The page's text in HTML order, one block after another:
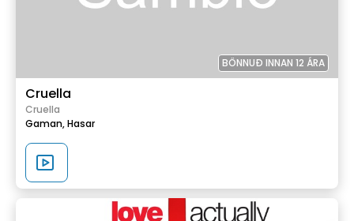
BÖNNUÐ INNAN 12 ÁRA
Cruella
Cruella
Gaman,Hasar